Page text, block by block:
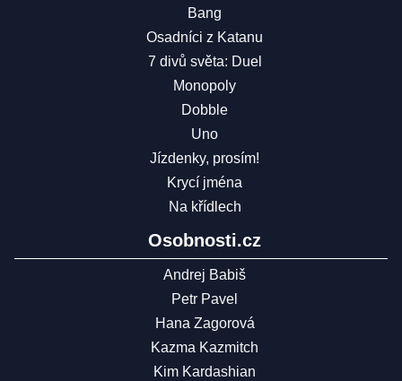
Bang
Osadníci z Katanu
7 divů světa: Duel
Monopoly
Dobble
Uno
Jízdenky, prosím!
Krycí jména
Na křídlech
Osobnosti.cz
Andrej Babiš
Petr Pavel
Hana Zagorová
Kazma Kazmitch
Kim Kardashian